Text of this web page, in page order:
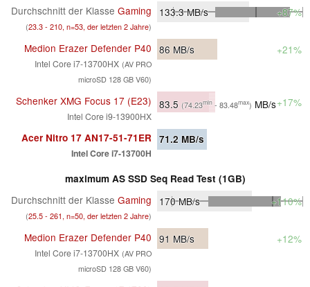
Durchschnitt der Klasse Gaming
(23.3 - 210, n=53, der letzten 2 Jahre)
133.3MB/s +87%
Medion Erazer Defender P40
Intel Core i7-13700HX (AV PRO
microSD 128 GB V60)
86 MB/s +21%
Schenker XMG Focus 17 (E23)
Intel Core i9-13900HX
83.5 (74.23min- 83.48max) MB/s+17%
Acer Nitro 17 AN17-51-71ER
Intel Core i7-13700H
71.2 MB/s
maximum AS SSD Seq Read Test (1GB)
Durchschnitt der Klasse Gaming
(25.5 - 261, n=50, der letzten 2 Jahre)
170MB/s +110%
Medion Erazer Defender P40
Intel Core i7-13700HX (AV PRO
microSD 128 GB V60)
91 MB/s +12%